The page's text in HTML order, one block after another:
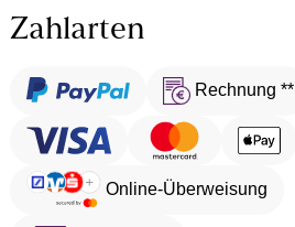
Zahlarten
Rechnung **
Online-Überweisung